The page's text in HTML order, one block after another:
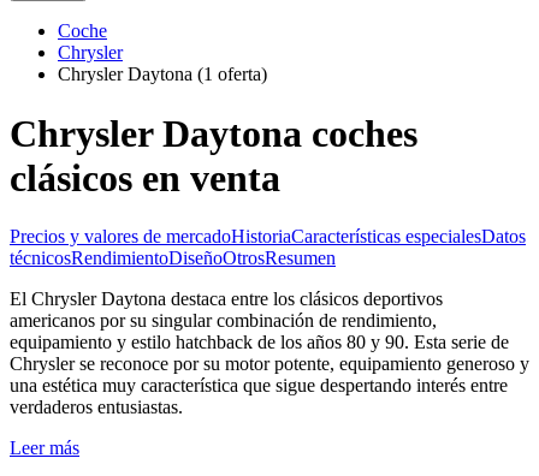
Coche
Chrysler
Chrysler Daytona (1 oferta)
Chrysler Daytona coches
clásicos en venta
Precios y valores de mercadoHistoriaCaracterísticas especialesDatos
técnicosRendimientoDiseñoOtrosResumen
El Chrysler Daytona destaca entre los clásicos deportivos
americanos por su singular combinación de rendimiento,
equipamiento y estilo hatchback de los años 80 y 90. Esta serie de
Chrysler se reconoce por su motor potente, equipamiento generoso y
una estética muy característica que sigue despertando interés entre
verdaderos entusiastas.
Leer más